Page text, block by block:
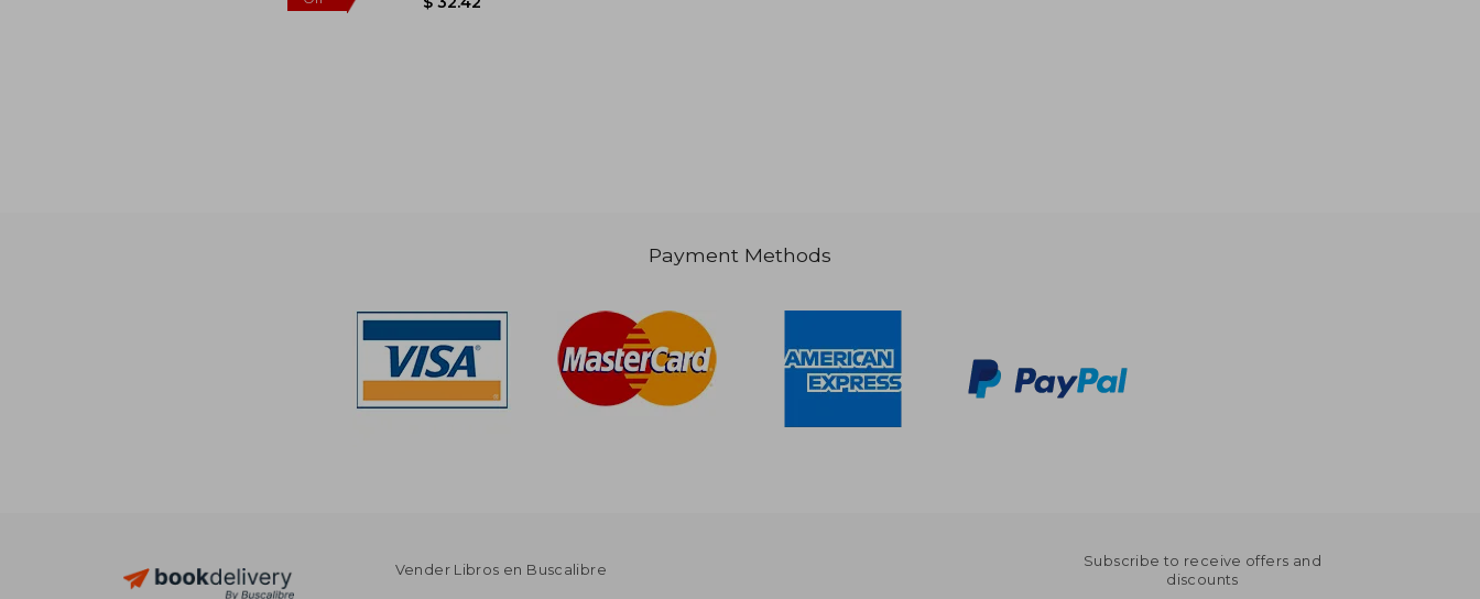
Payment Methods
Vender Libros en Buscalibre
Subscribe to receive offers and
discounts